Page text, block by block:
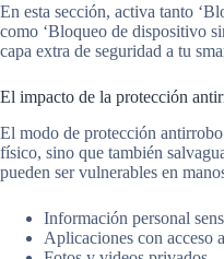
En esta sección, activa tanto
como ‘Bloqueo de dispositivo
capa extra de seguridad a tu
El impacto de la protección
El modo de protección
físico, sino que también
pueden ser vulnerables en
Información personal
Aplicaciones con acceso